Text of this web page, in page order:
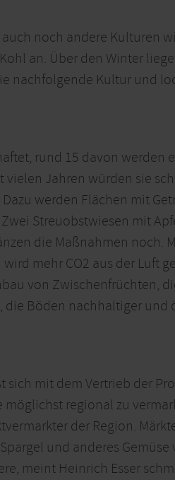
noch andere Kulturen
an. Über den Winter
nachfolgende Kultur und
rund 15 davon werden
Jahren würden sie
werden Flächen mit
Streuobstwiesen mit
die Maßnahmen noch.
mehr CO2 aus der Luft
von Zwischenfrüchten,
Böden nachhaltiger und
mit dem Vertrieb der
regional zu
der Region.
und anderes Gemüse
meint Heinrich Esser